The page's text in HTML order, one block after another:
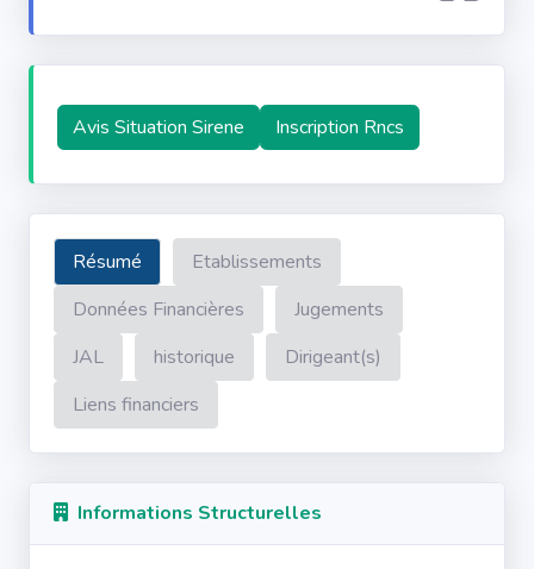
Avis Situation Sirene Inscription Rncs
Résumé
Etablissements
Données Financières
Jugements
JAL
historique
Dirigeant(s)
Liens financiers
Informations Structurelles